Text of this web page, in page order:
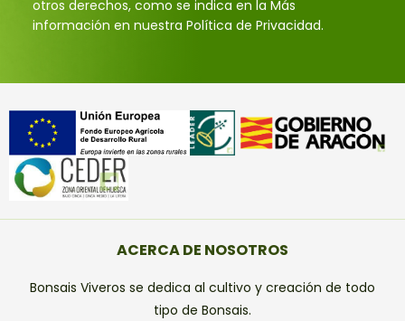
otros derechos, como se indica en la Más
información en nuestra Política de Privacidad.
ACERCA DE NOSOTROS
Bonsais Viveros se dedica al cultivo y creación de todo
tipo de Bonsais.